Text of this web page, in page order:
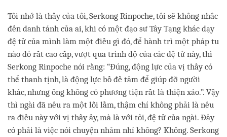
Tôi nhớ là thầy của tôi, Serkong Rinpoche, tôi sẽ không nhắc
đến danh tánh của ai, khi có một đạo sư Tây Tạng khác dạy
đệ tử của mình làm một điều gì đó, để hành trì một pháp tu
nào đó rất cao cấp, vượt qua trình độ của các đệ tử này, thì
Serkong Rinpoche nói rằng: “Đúng, động lực của vị thầy có
thể thanh tịnh, là động lực bồ đề tâm để giúp đỡ người
khác, nhưng ông không có phương tiện rất là thiện xảo.”. Vậy
thì ngài đã nêu ra một lỗi lầm, thậm chí không phải là nêu
ra điều này với vị thầy ấy, mà là với tôi, đệ tử của ngài. Đây
có phải là việc nói chuyện nhảm nhí không? Không. Serkong